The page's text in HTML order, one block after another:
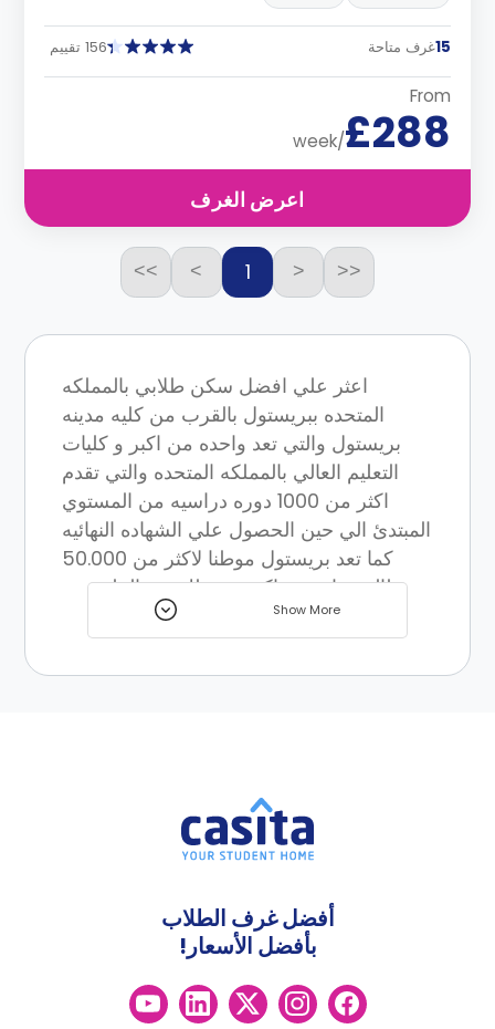
15غرف متاحة 156 تقييم
From
£288
/week
اعرض الغرف
<<
<
1
>
>>
اعثر علي افضل سكن طلابي بالمملكه
المتحده ببريستول بالقرب من كليه مدينه
بريستول والتي تعد واحده من اكبر و كليات
التعليم العالي بالمملكه المتحده والتي تقدم
اكثر من 1000 دوره دراسيه من المستوي
المبتدئ الي حين الحصول علي الشهاده النهائيه
كما تعد بريستول موطنا لاكثر من 50.000
طالب جامعي واكثر من ذلك من الملتحقين
بالكليات ومدارس اللغات المتخصصه وهذا هو
السبب في أنه يحتوي على كل ما قد يحتاجه
الطالب.
Show More
أفضل غرف الطلاب
بأفضل الأسعار!